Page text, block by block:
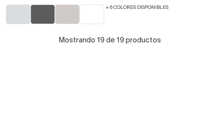
+ 6 COLORES DISPONIBLES
Mostrando 19 de 19 productos